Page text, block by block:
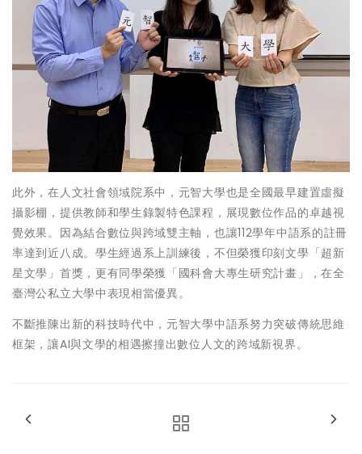
此外，在人文社會領域院系中，元智大學也是全國最早建置虛擬
攝影棚，提供教師和學生錄製特色課程，展現數位作品的卓越視
覺效果。因為結合數位與跨域雙主軸，也讓112學年中語系的註冊
率達到近八成。學生經過系上訓練後，不但榮獲印刻文學「超新
星文學」首獎，更有同學榮獲「國科會大專生研究計畫」，在全
臺灣公私立大學中表現相當優異。
不斷推陳出新的科技時代中，元智大學中語系努力突破傳統思維
框架，讓AI與文學的相遇擦撞出數位人文的跨域新視界。